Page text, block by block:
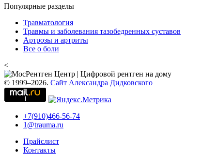
Популярные разделы
Травматология
Травмы и заболевания тазобедренных суставов
Артрозы и артриты
Все о боли
<
© 1999–2026. Сайт Александра Дидковского
+7(910)466-56-74
1@trauma.ru
Прайслист
Контакты